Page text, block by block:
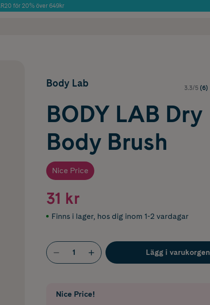
för 20% över 649kr
Body Lab 3.3/5 (6)
BODY LAB Dry
Body Brush
Nice Price
31 kr
Finns i lager, hos dig inom 1-2 vardagar
Lägg i varukorgen
Nice Price!